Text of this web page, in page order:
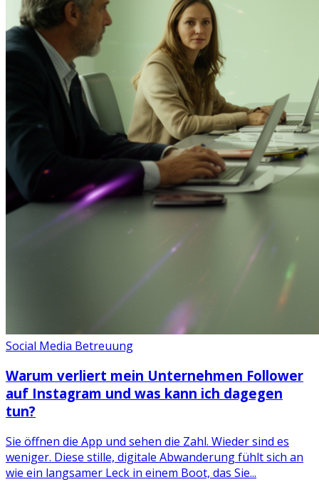
Social Media Betreuung
Warum verliert mein Unternehmen Follower
auf Instagram und was kann ich dagegen
tun?
Sie öffnen die App und sehen die Zahl. Wieder sind es
weniger. Diese stille, digitale Abwanderung fühlt sich an
wie ein langsamer Leck in einem Boot, das Sie...